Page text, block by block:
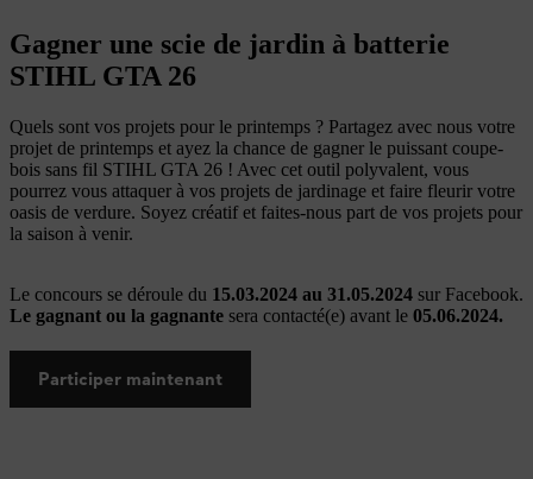
Gagner une scie de jardin à batterie
STIHL GTA 26
Quels sont vos projets pour le printemps ? Partagez avec nous votre
projet de printemps et ayez la chance de gagner le puissant coupe-
bois sans fil STIHL GTA 26 ! Avec cet outil polyvalent, vous
pourrez vous attaquer à vos projets de jardinage et faire fleurir votre
oasis de verdure. Soyez créatif et faites-nous part de vos projets pour
la saison à venir.
Le concours se déroule du 15.03.2024 au 31.05.2024 sur Facebook.
Le gagnant ou la gagnante sera contacté(e) avant le 05.06.2024.
Participer maintenant